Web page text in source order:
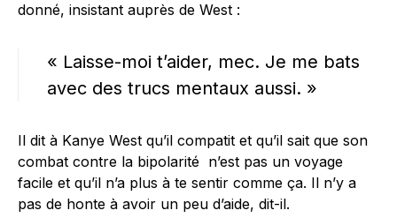
donné, insistant auprès de West :
« Laisse-moi t’aider, mec. Je me bats
avec des trucs mentaux aussi. »
Il dit à Kanye West qu’il compatit et qu’il sait que son
combat contre la bipolarité n’est pas un voyage
facile et qu’il n’a plus à te sentir comme ça. Il n’y a
pas de honte à avoir un peu d’aide, dit-il.